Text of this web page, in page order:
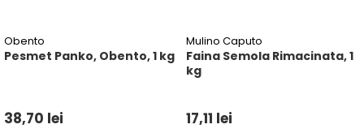
Obento
Pesmet Panko, Obento, 1 kg
38,70 lei
Mulino Caputo
Faina Semola Rimacinata, 1
kg
17,11 lei